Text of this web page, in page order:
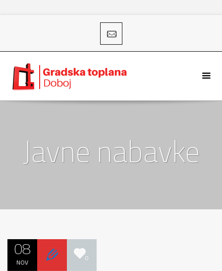
Javne nabavke
08
NOV 0